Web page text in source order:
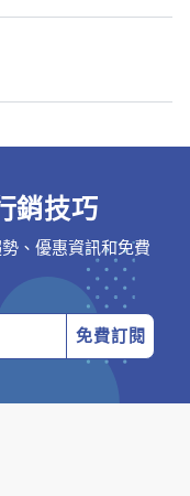
銷技巧
、優惠資訊和免費
免費訂閱